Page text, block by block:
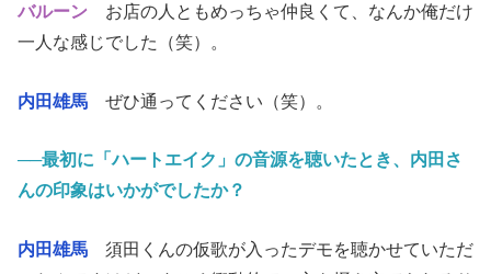
バルーン お店の人ともめっちゃ仲良くて、なんか俺だけ
一人な感じでした（笑）。
内田雄馬 ぜひ通ってください（笑）。
──最初に「ハートエイク」の音源を聴いたとき、内田さ
んの印象はいかがでしたか？
内田雄馬 須田くんの仮歌が入ったデモを聴かせていただ